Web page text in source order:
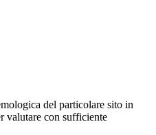
del particolare sito in
valutare con sufficiente